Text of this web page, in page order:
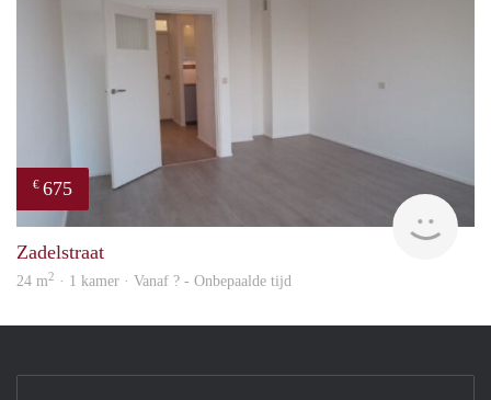
€ 675
Zadelstraat
24 m2 · 1 kamer · Vanaf ? - Onbepaalde tijd